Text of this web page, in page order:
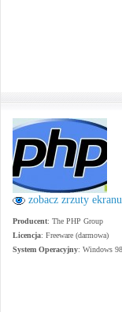
zobacz zrzuty ekranu
Producent: The PHP Group
Licencja: Freeware (darmowa)
System Operacyjny: Windows